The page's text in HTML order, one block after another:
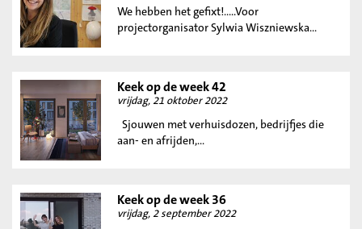
We hebben het gefixt!.....Voor
projectorganisator Sylwia Wiszniewska...
Keek op de week 42
vrijdag, 21 oktober 2022
Sjouwen met verhuisdozen, bedrijfjes die
aan- en afrijden,...
Keek op de week 36
vrijdag, 2 september 2022